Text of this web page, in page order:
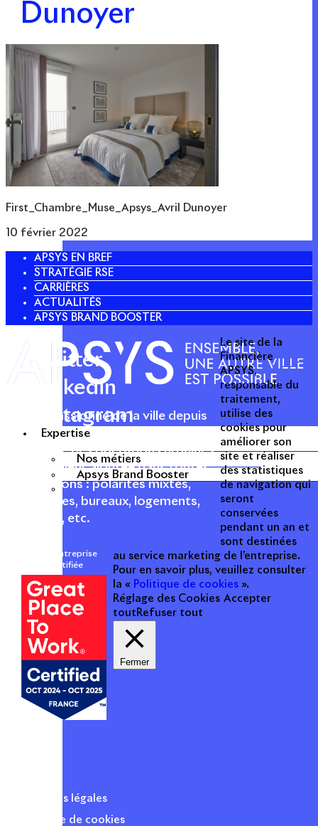
Expertise
Nos métiers
Apsys Brand Booster
Dunoyer
First_Chambre_Muse_Apsys_Avril Dunoyer
10 février 2022
APSYS EN BREF
STRATÉGIE RSE
CARRIÈRES
ACTUALITÉS
APSYS BRAND BOOSTER
Acteur passionné de la ville depuis
1996, Apsys conçoit, réalise, anime
et valorise des opérations urbaines
à forte valeur ajoutée dans toutes
les fonctions : polarités mixtes,
commerces, bureaux, logements,
hôtellerie, etc.
Une entreprise
certifiée
Mentions légales
Politique de cookies
Twitter
Linkedin
Instagram
Le site de la
Financière
APSYS,
responsable du
traitement,
utilise des
cookies pour
améliorer son
site et réaliser
des statistiques
de navigation qui
seront
conservées
pendant un an et
sont destinées
au service marketing de l’entreprise.
Pour en savoir plus, veuillez consulter
la « Politique de cookies ».
Réglage des Cookies Accepter
tout Refuser tout
Fermer